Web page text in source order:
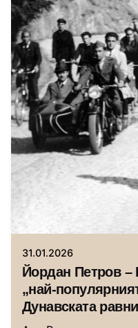
Исторически
31.01.2026
Йордан Петров –
„най-
Дунавската